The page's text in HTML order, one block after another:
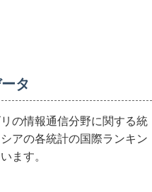
タ
の情報通信分野に関する統
アの各統計の国際ランキン
ます。